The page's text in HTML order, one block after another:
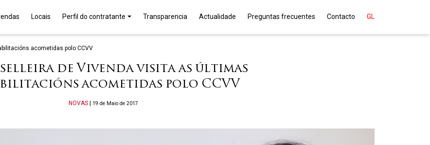
Locais Perfil do contratante Transparencia Actualidade Preguntas frecuentes Contacto GL
acometidas polo CCVV
de Vivenda visita as últimas
acometidas polo CCVV
Categories
NOVAS 19 de Maio de 2017